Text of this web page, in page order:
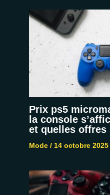
Prix ps5
la console
et quelles offres
Mode/ 14 octobre 2025